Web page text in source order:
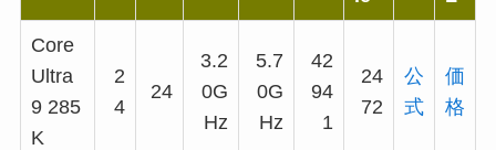
Core
Ultra
9 285
K
2
4
24
3.2
0G
Hz
5.7
0G
Hz
42
94
1
24
72
公
式
価
格